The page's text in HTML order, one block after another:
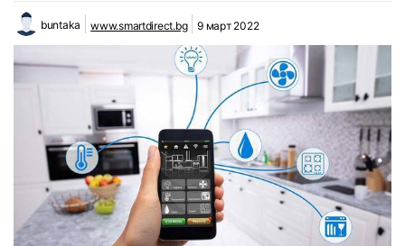
buntaka www.smartdirect.bg 9 март 2022